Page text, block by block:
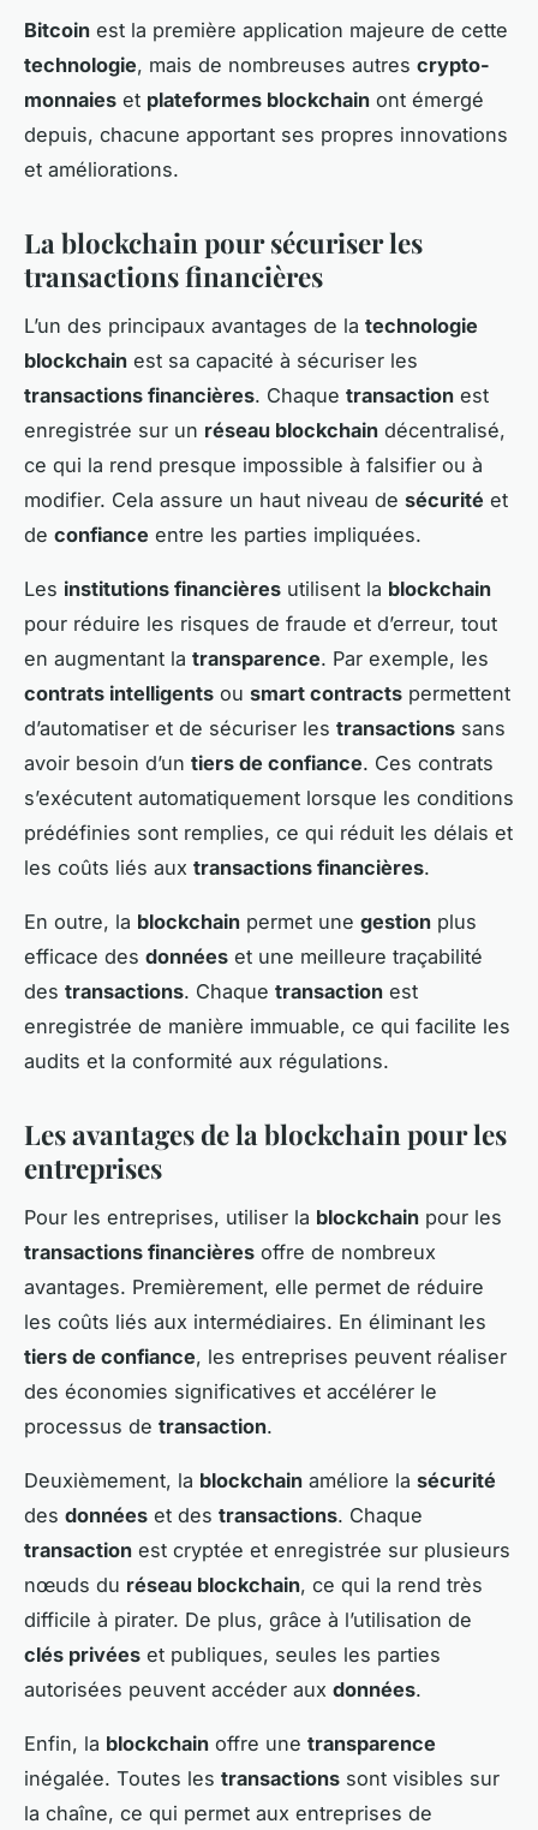
Bitcoin est la première application majeure de cette
technologie, mais de nombreuses autres crypto-
monnaies et plateformes blockchain ont émergé
depuis, chacune apportant ses propres innovations
et améliorations.
La blockchain pour sécuriser les
transactions financières
L’un des principaux avantages de la technologie
blockchain est sa capacité à sécuriser les
transactions financières. Chaque transaction est
enregistrée sur un réseau blockchain décentralisé,
ce qui la rend presque impossible à falsifier ou à
modifier. Cela assure un haut niveau de sécurité et
de confiance entre les parties impliquées.
Les institutions financières utilisent la blockchain
pour réduire les risques de fraude et d’erreur, tout
en augmentant la transparence. Par exemple, les
contrats intelligents ou smart contracts permettent
d’automatiser et de sécuriser les transactions sans
avoir besoin d’un tiers de confiance. Ces contrats
s’exécutent automatiquement lorsque les conditions
prédéfinies sont remplies, ce qui réduit les délais et
les coûts liés aux transactions financières.
En outre, la blockchain permet une gestion plus
efficace des données et une meilleure traçabilité
des transactions. Chaque transaction est
enregistrée de manière immuable, ce qui facilite les
audits et la conformité aux régulations.
Les avantages de la blockchain pour les
entreprises
Pour les entreprises, utiliser la blockchain pour les
transactions financières offre de nombreux
avantages. Premièrement, elle permet de réduire
les coûts liés aux intermédiaires. En éliminant les
tiers de confiance, les entreprises peuvent réaliser
des économies significatives et accélérer le
processus de transaction.
Deuxièmement, la blockchain améliore la sécurité
des données et des transactions. Chaque
transaction est cryptée et enregistrée sur plusieurs
nœuds du réseau blockchain, ce qui la rend très
difficile à pirater. De plus, grâce à l’utilisation de
clés privées et publiques, seules les parties
autorisées peuvent accéder aux données.
Enfin, la blockchain offre une transparence
inégalée. Toutes les transactions sont visibles sur
la chaîne, ce qui permet aux entreprises de